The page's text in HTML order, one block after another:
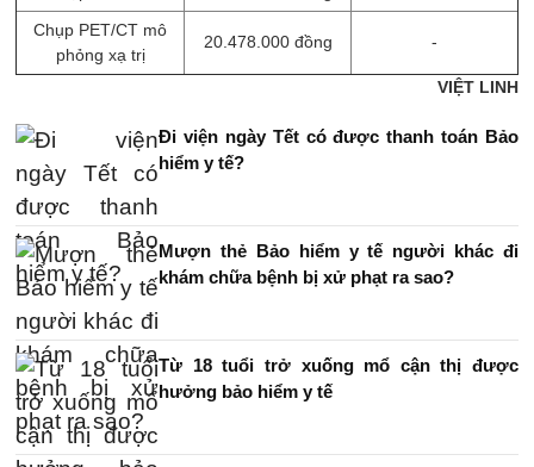
Chụp PET/CT mô
phỏng xạ trị
20.478.000 đồng -
VIỆT LINH
Đi viện ngày Tết có được thanh toán Bảo
hiểm y tế?
Mượn thẻ Bảo hiểm y tế người khác đi
khám chữa bệnh bị xử phạt ra sao?
Từ 18 tuổi trở xuống mổ cận thị được
hưởng bảo hiểm y tế